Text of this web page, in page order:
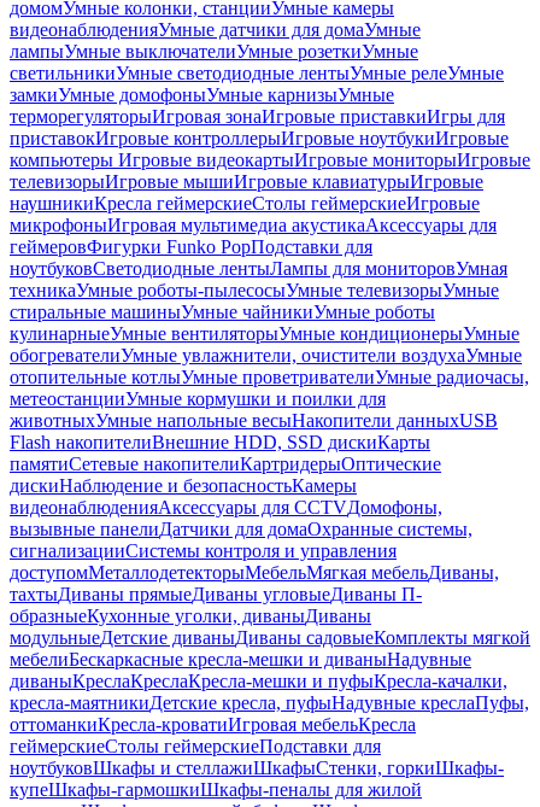
домомУмные колонки, станцииУмные камеры
видеонаблюденияУмные датчики для домаУмные
лампыУмные выключателиУмные розеткиУмные
светильникиУмные светодиодные лентыУмные релеУмные
замкиУмные домофоныУмные карнизыУмные
терморегуляторыИгровая зонаИгровые приставкиИгры для
приставокИгровые контроллерыИгровые ноутбукиИгровые
компьютеры Игровые видеокартыИгровые мониторыИгровые
телевизорыИгровые мышиИгровые клавиатурыИгровые
наушникиКресла геймерскиеСтолы геймерскиеИгровые
микрофоныИгровая мультимедиа акустикаАксессуары для
геймеровФигурки Funko PopПодставки для
ноутбуковСветодиодные лентыЛампы для мониторовУмная
техникаУмные роботы-пылесосыУмные телевизорыУмные
стиральные машиныУмные чайникиУмные роботы
кулинарныеУмные вентиляторыУмные кондиционерыУмные
обогревателиУмные увлажнители, очистители воздухаУмные
отопительные котлыУмные проветривателиУмные радиочасы,
метеостанцииУмные кормушки и поилки для
животныхУмные напольные весыНакопители данныхUSB
Flash накопителиВнешние HDD, SSD дискиКарты
памятиСетевые накопителиКартридерыОптические
дискиНаблюдение и безопасностьКамеры
видеонаблюденияАксессуары для CCTVДомофоны,
вызывные панелиДатчики для домаОхранные системы,
сигнализацииСистемы контроля и управления
доступомМеталлодетекторыМебельМягкая мебельДиваны,
тахтыДиваны прямыеДиваны угловыеДиваны П-
образныеКухонные уголки, диваныДиваны
модульныеДетские диваныДиваны садовыеКомплекты мягкой
мебелиБескаркасные кресла-мешки и диваныНадувные
диваныКреслаКреслаКресла-мешки и пуфыКресла-качалки,
кресла-маятникиДетские кресла, пуфыНадувные креслаПуфы,
оттоманкиКресла-кроватиИгровая мебельКресла
геймерскиеСтолы геймерскиеПодставки для
ноутбуковШкафы и стеллажиШкафыСтенки, горкиШкафы-
купеШкафы-гармошкиШкафы-пеналы для жилой